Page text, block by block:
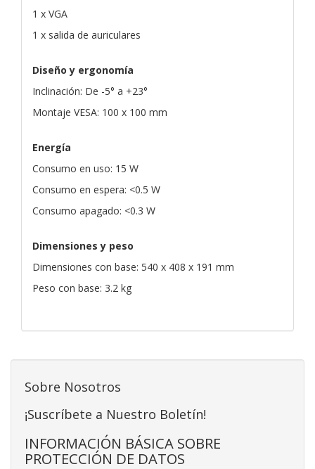
1 x VGA
1 x salida de auriculares
Diseño y ergonomía
Inclinación: De -5° a +23°
Montaje VESA: 100 x 100 mm
Energía
Consumo en uso: 15 W
Consumo en espera: <0.5 W
Consumo apagado: <0.3 W
Dimensiones y peso
Dimensiones con base: 540 x 408 x 191 mm
Peso con base: 3.2 kg
Sobre Nosotros
¡Suscríbete a Nuestro Boletín!
INFORMACIÓN BÁSICA SOBRE
PROTECCIÓN DE DATOS